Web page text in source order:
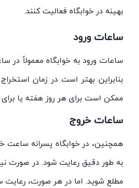
بهینه در خوابگاه فعالیت کنند.
ساعات ورود
ساعات ورود به خوابگاه معمولاً
بنابراین بهتر است در زمان
ممکن است برای هر روز هفته یا
ساعات خروج
همچنین، در خوابگاه پسرانه
به طور دقیق رعایت شود. در صورت
مطلع شوید. اما در هر صورت، رعایت